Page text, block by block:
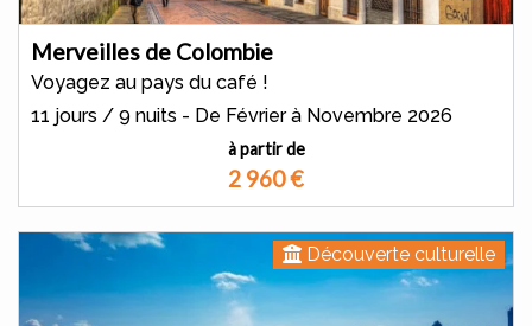
Merveilles de Colombie
Voyagez au pays du café !
11 jours / 9 nuits - De Février à Novembre 2026
à partir de
2 960€
Découverte culturelle